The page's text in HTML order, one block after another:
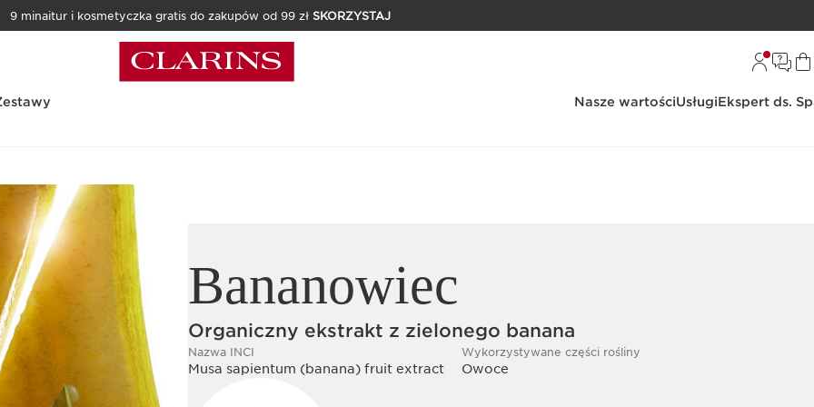
9 minaitur i kosmetyczka gratis do zakupów od 99 zł SKORZYSTAJ
Nasze wartościUsługiEkspert ds.
Bananowiec
Organiczny ekstrakt z zielonego banana
Nazwa INCI
Musa sapientum (banana) fruit extract
Wykorzystywane części rośliny
Owoce